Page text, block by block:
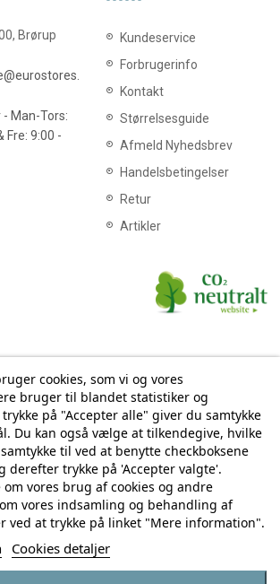
Brørup
Man-Tors:
Fre: 9:00 -
Kundeservice
Forbrugerinfo
Kontakt
Størrelsesguide
Afmeld Nyhedsbrev
Handelsbetingelser
Retur
Artikler
til Nyhedsbrev
din email-adresse med tredjepart
Tilmeld
cookies, som vi og vores
bruger til blandet statistiker og
på "Accepter alle" giver du samtykke
Du kan også vælge at tilkendegive, hvilke
til ved at benytte checkboksene
derefter trykke på 'Accepter valgte'.
vores brug af cookies og andre
vores indsamling og behandling af
ved at trykke på linket "Mere information".
Cookies detaljer